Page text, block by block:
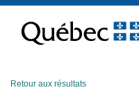
contenu
Retour aux résultats